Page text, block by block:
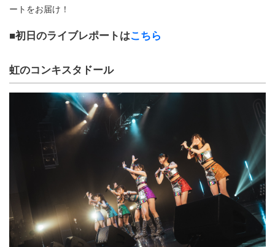
ートをお届け！
■初日のライブレポートはこちら
虹のコンキスタドール